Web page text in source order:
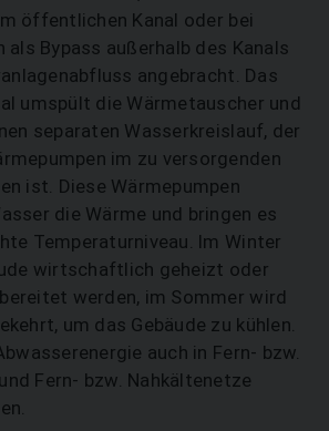
öffentlichen Kanal oder bei
als Bypass außerhalb des Kanals
angebracht. Das
umspült die Wärmetauscher und
separaten Wasserkreislauf, der
im zu versorgenden
ist. Diese Wärmepumpen
die Wärme und bringen es
Temperaturniveau. Im Winter
wirtschaftlich geheizt oder
werden, im Sommer wird
um das Gebäude zu kühlen.
auch in Fern- bzw.
Fern- bzw. Nahkältenetze